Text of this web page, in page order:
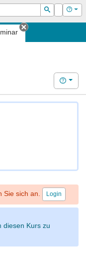
Suchen
Login Hilfe
Tab schließen
Hilfe
Sie sich an. Login
diesen Kurs zu